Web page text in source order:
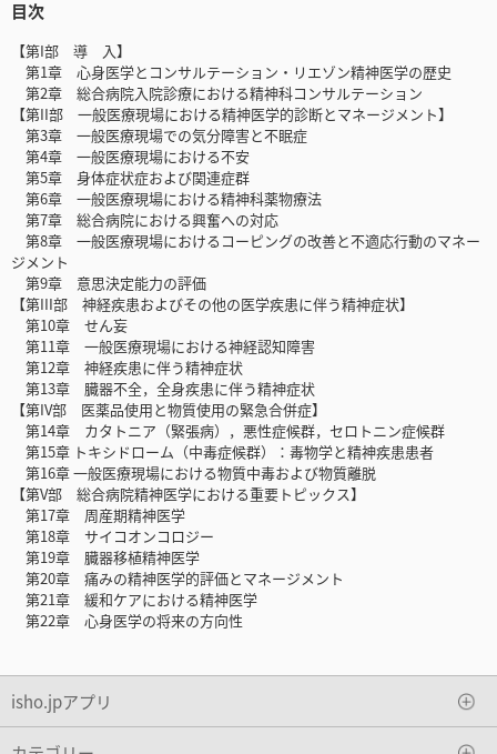
目次
【第I部 導 入】
第1章 心身医学とコンサルテーション・リエゾン精神医学の歴史
第2章 総合病院入院診療における精神科コンサルテーション
【第II部 一般医療現場における精神医学的診断とマネージメント】
第3章 一般医療現場での気分障害と不眠症
第4章 一般医療現場における不安
第5章 身体症状症および関連症群
第6章 一般医療現場における精神科薬物療法
第7章 総合病院における興奮への対応
第8章 一般医療現場におけるコーピングの改善と不適応行動のマネー
ジメント
第9章 意思決定能力の評価
【第III部 神経疾患およびその他の医学疾患に伴う精神症状】
第10章 せん妄
第11章 一般医療現場における神経認知障害
第12章 神経疾患に伴う精神症状
第13章 臓器不全，全身疾患に伴う精神症状
【第IV部 医薬品使用と物質使用の緊急合併症】
第14章 カタトニア（緊張病），悪性症候群，セロトニン症候群
第15章 トキシドローム（中毒症候群）：毒物学と精神疾患患者
第16章 一般医療現場における物質中毒および物質離脱
【第V部 総合病院精神医学における重要トピックス】
第17章 周産期精神医学
第18章 サイコオンコロジー
第19章 臓器移植精神医学
第20章 痛みの精神医学的評価とマネージメント
第21章 緩和ケアにおける精神医学
第22章 心身医学の将来の方向性
isho.jpアプリ